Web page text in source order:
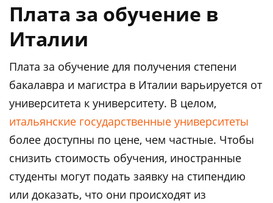
Плата за обучение в
Италии
Плата за обучение для получения степени
бакалавра и магистра в Италии варьируется от
университета к университету. В целом,
итальянские государственные университеты
более доступны по цене, чем частные. Чтобы
снизить стоимость обучения, иностранные
студенты могут подать заявку на стипендию
или доказать, что они происходят из